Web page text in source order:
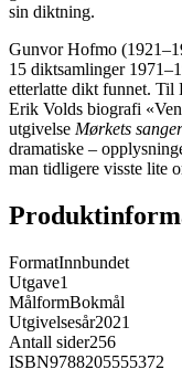
sin diktning.
Gunvor Hofmo
15 diktsamlinger
etterlatte dikt funnet. Til
Erik Volds biografi
utgivelse Mørkets
dramatiske –
man tidligere visste lite
FormatInnbundet
Utgave1
MålformBokmål
Utgivelsesår2021
Antall sider256
ISBN9788205555372